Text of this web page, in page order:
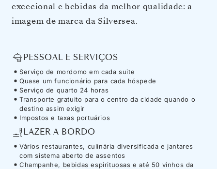
excecional e bebidas da melhor qualidade: a
imagem de marca da Silversea.
PESSOAL E SERVIÇOS
Serviço de mordomo em cada suite
Quase um funcionário para cada hóspede
Serviço de quarto 24 horas
Transporte gratuito para o centro da cidade quando o
destino assim exigir
Impostos e taxas portuários
LAZER A BORDO
Vários restaurantes, culinária diversificada e jantares
com sistema aberto de assentos
Champanhe, bebidas espirituosas e até 50 vinhos da